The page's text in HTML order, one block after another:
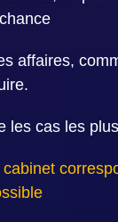
affaires,
les cas les